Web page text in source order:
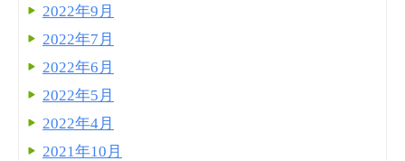
2022年9月
2022年7月
2022年6月
2022年5月
2022年4月
2021年10月